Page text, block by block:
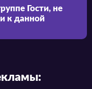
Гости, не
к данной